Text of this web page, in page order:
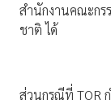
สำนักงานคณะกร
ชาติ ได้
ส่วนกรณีที่ TOR